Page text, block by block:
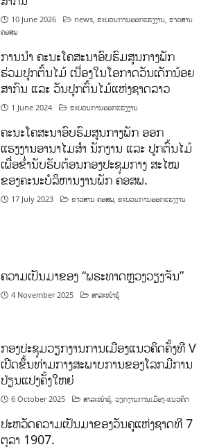
10 June 2026 news ,ຂະບວນການອອກແຮງງານ ,ຂ່າວສານ
ຄອສພ
ການນໍາ ຄະນະໂຄສະນາອົບຮົມສູນກາງພັກ
ຮ່ວມປູກຕົ້ນໄມ້ ເນື່ອງໃນໂອກາດວັນເດັກນ້ອຍ
ສາກົນ ແລະ ວັນປູກຕົ້ນໄມ້ແຫ່ງຊາດລາວ
1 June 2024 ຂະບວນການອອກແຮງງານ
ຄະນະໂຄສະນາອົບຮົມສູນກາງພັກ ອອກ
ແຮງງານອານາໄມສໍາ ນັກງານ ແລະ ປູກຕົ້ນໄມ້
ເພື່ອຂໍ່ານັບຮັບຕ້ອນກອງປະຊຸມກາງ ສະໄໝ
ຂອງຄະນະບໍລິຫານງານພັກ ຄອສພ.
17 July 2023 ຂ່າວສານ ຄອສພ ,ຂະບວນການອອກແຮງງານ
ຄວາມເປັນມາຂອງ “ພຣະທາດຫຼວງວຽງຈັນ”
4 November 2025 ສາລະໜ້າຮູ້
ກອງປະຊຸມວຽກງານການເມືອງແນວຄິດຄັ້ງທີ V
ເປີດຂຶ້ນທ່າມກາງສະພາບການຂອງໂລກມີການ
ປ່ຽນແປງຄັ້ງໃຫຍ່
6 October 2025 ສາລະໜ້າຮູ້ ,ວຽກງານການເມືອງ-ແນວຄິດ
ປະຫວັດຄວາມເປັນມາຂອງວັນຄູແຫ່ງຊາດທີ 7
ຕຸລາ 1907.